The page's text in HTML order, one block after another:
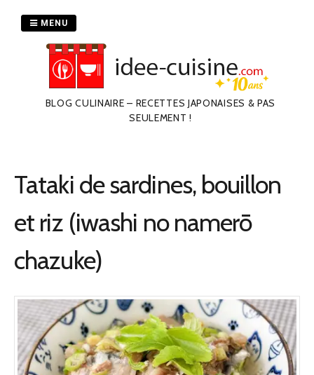
BLOG CULINAIRE – RECETTES JAPONAISES & PAS
SEULEMENT !
MENU
Tataki de sardines, bouillon
et riz (iwashi no namerō
chazuke)